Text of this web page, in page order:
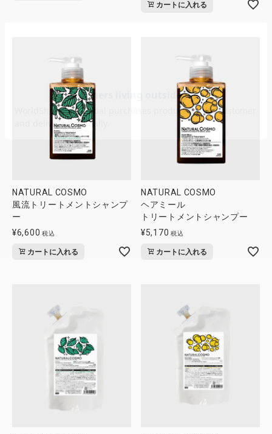
カートに入れる
NATURAL COSMO
風流トリートメントシャンプ
ー
¥6,600 税込
カートに入れる
NATURAL COSMO
ヘアミール
トリートメントシャンプー
¥5,170 税込
カートに入れる